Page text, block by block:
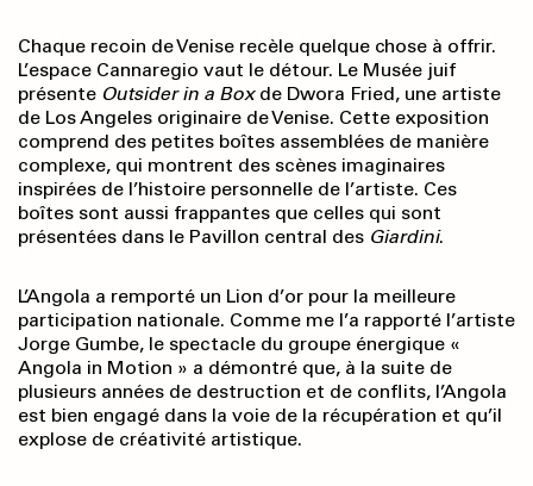
Chaque recoin de Venise recèle quelque chose à offrir.
L’espace Cannaregio vaut le détour. Le Musée juif
présente Outsider in a Boxde Dwora Fried, une artiste
de Los Angeles originaire de Venise. Cette exposition
comprend des petites boîtes assemblées de manière
complexe, qui montrent des scènes imaginaires
inspirées de l’histoire personnelle de l’artiste. Ces
boîtes sont aussi frappantes que celles qui sont
présentées dans le Pavillon central des Giardini.
L’Angola a remporté un Lion d’or pour la meilleure
participation nationale. Comme me l’a rapporté l’artiste
Jorge Gumbe, le spectacle du groupe énergique «
Angola in Motion » a démontré que, à la suite de
plusieurs années de destruction et de conflits, l’Angola
est bien engagé dans la voie de la récupération et qu’il
explose de créativité artistique.